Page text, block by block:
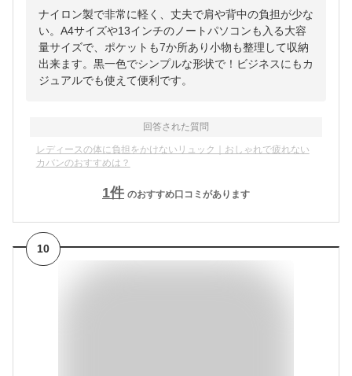
ナイロン製で非常に軽く、丈夫で肩や背中の負担が少な
い。A4サイズや13インチのノートパソコンも入る大容
量サイズで、ポケットも7か所あり小物も整理して収納
出来ます。黒一色でシンプルな形状で！ビジネスにもカ
ジュアルでも使えて便利です。
回答された質問
レディースの体に負担をかけないリュック｜おしゃれで疲れない
カバンのおすすめは？
1件 のおすすめ口コミがあります
10